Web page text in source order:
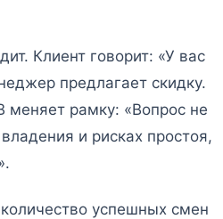
Клиент говорит: «У вас
предлагает скидку.
меняет рамку: «Вопрос не
и рисках простоя,
успешных смен